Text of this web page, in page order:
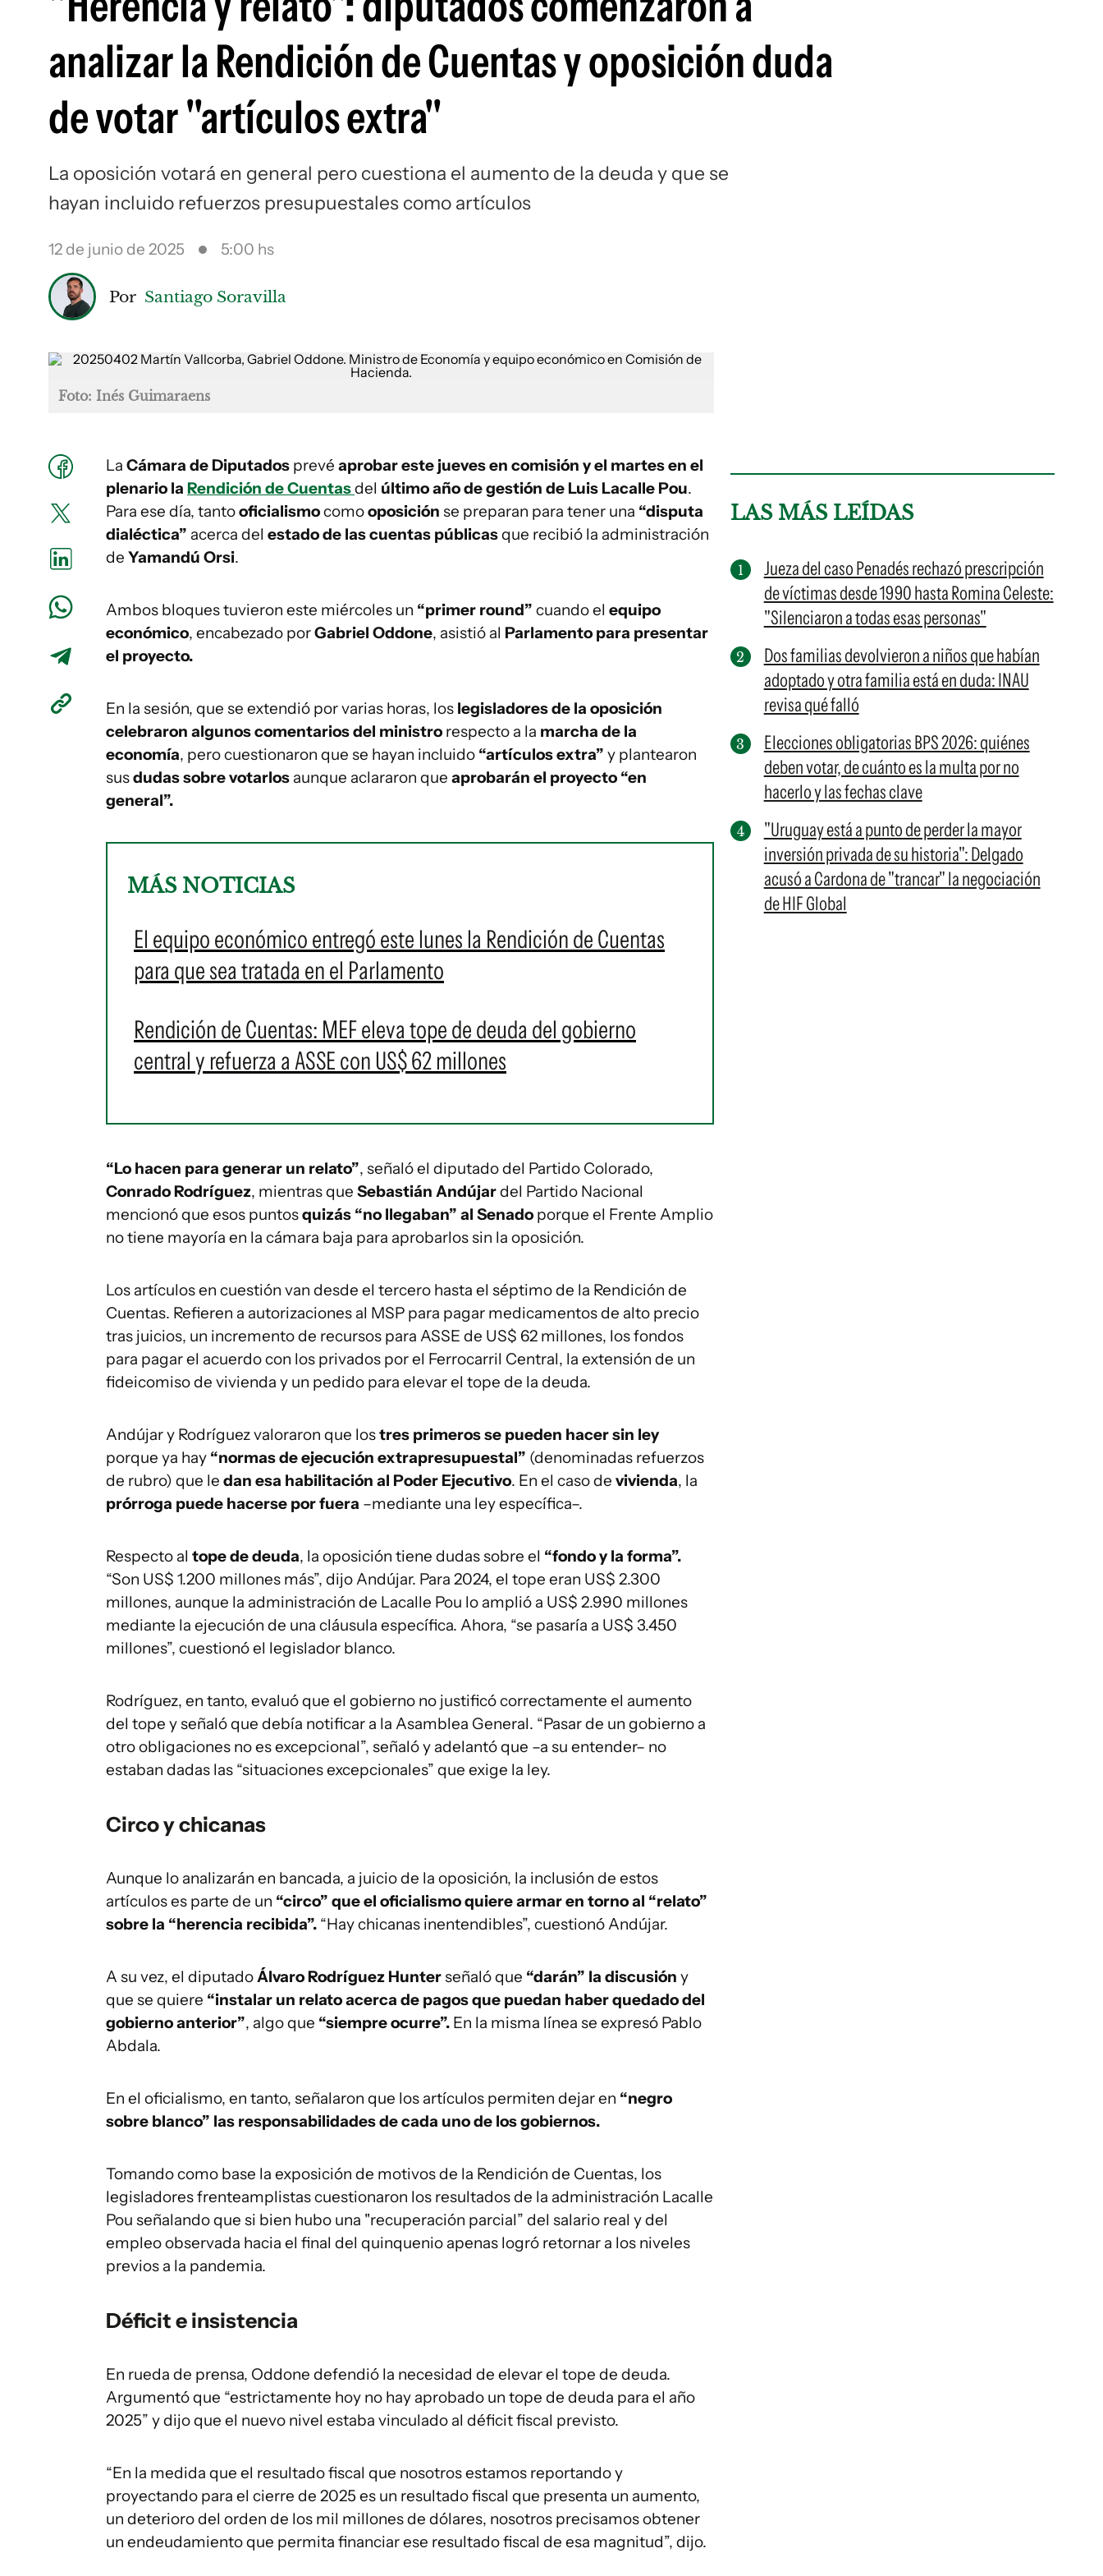
analizar la Rendición de Cuentas y oposición duda
de votar "artículos extra"
La oposición votará en general pero cuestiona el aumento de la deuda y que se
hayan incluido refuerzos presupuestales como artículos
12 de junio de 2025 5:00 hs
Por Santiago Soravilla
Foto: Inés Guimaraens
La Cámara de Diputados prevé aprobar este jueves en comisión y el martes en el
plenario la Rendición de Cuentasdel último año de gestión de Luis Lacalle Pou.
Para ese día, tantooficialismocomooposición se preparan para tener una “disputa
dialéctica” acerca del estado de las cuentas públicasque recibió la administración
de Yamandú Orsi.
Ambos bloques tuvieron este miércoles un “primer round” cuando el equipo
económico, encabezado porGabriel Oddone, asistió al Parlamento para presentar
el proyecto.
En la sesión, que se extendió por varias horas, los legisladores de la oposición
celebraron algunos comentarios del ministro respecto a la marcha de la
economía, pero cuestionaron que se hayan incluido “artículos extra” y plantearon
susdudas sobre votarlos aunque aclararon que aprobarán el proyecto “en
general”.
MÁS NOTICIAS
El equipo económico entregó este lunes la Rendición de Cuentas
para que sea tratada en el Parlamento
Rendición de Cuentas: MEF eleva tope de deuda del gobierno
central y refuerza a ASSE con US$ 62 millones
“Lo hacen para generar un relato”, señaló el diputado del Partido Colorado,
Conrado Rodríguez, mientras que Sebastián Andújardel Partido Nacional
mencionó que esos puntosquizás “no llegaban” al Senado porque el Frente Amplio
no tiene mayoría en la cámara baja para aprobarlos sin la oposición.
Los artículos en cuestión van desde el tercero hasta el séptimo de la Rendición de
Cuentas. Refieren a autorizaciones al MSP para pagar medicamentos de alto precio
tras juicios, un incremento de recursos para ASSE de US$ 62 millones, los fondos
para pagar el acuerdo con los privados por el Ferrocarril Central, la extensión de un
fideicomiso de vivienda y un pedido para elevar el tope de la deuda.
Andújar y Rodríguez valoraron que lostres primeros se pueden hacer sin ley
porque ya hay “normas de ejecución extrapresupuestal” (denominadas refuerzos
de rubro) que le dan esa habilitación al Poder Ejecutivo. En el caso de vivienda, la
prórroga puede hacerse por fuera –mediante una ley específica–.
Respecto al tope de deuda, la oposición tiene dudas sobre el “fondo y la forma”.
“Son US$ 1.200 millones más”, dijo Andújar. Para 2024, el tope eran US$ 2.300
millones, aunque la administración de Lacalle Pou lo amplió a US$ 2.990 millones
mediante la ejecución de una cláusula específica. Ahora, “se pasaría a US$ 3.450
millones”, cuestionó el legislador blanco.
Rodríguez, en tanto, evaluó que el gobierno no justificó correctamente el aumento
del tope y señaló que debía notificar a la Asamblea General. “Pasar de un gobierno a
otro obligaciones no es excepcional”, señaló y adelantó que –a su entender– no
estaban dadas las “situaciones excepcionales” que exige la ley.
Circo y chicanas
Aunque lo analizarán en bancada, a juicio de la oposición, la inclusión de estos
artículos es parte de un “circo” que el oficialismo quiere armar en torno al “relato”
sobre la “herencia recibida”. “Hay chicanas inentendibles”, cuestionó Andújar.
A su vez, el diputadoÁlvaro Rodríguez Hunterseñaló que “darán” la discusión y
que se quiere “instalar un relato acerca de pagos que puedan haber quedado del
gobierno anterior”, algo que “siempre ocurre”. En la misma línea se expresó Pablo
Abdala.
En el oficialismo, en tanto, señalaron que los artículos permiten dejar en “negro
sobre blanco” las responsabilidades de cada uno de los gobiernos.
Tomando como base la exposición de motivos de la Rendición de Cuentas, los
legisladores frenteamplistas cuestionaron los resultados de la administración Lacalle
Pou señalando que si bien hubo una "recuperación parcial” del salario real y del
empleo observada hacia el final del quinquenio apenas logró retornar a los niveles
previos a la pandemia.
Déficit e insistencia
En rueda de prensa, Oddone defendió la necesidad de elevar el tope de deuda.
Argumentó que “estrictamente hoy no hay aprobado un tope de deuda para el año
2025” y dijo que el nuevo nivel estaba vinculado al déficit fiscal previsto.
“En la medida que el resultado fiscal que nosotros estamos reportando y
proyectando para el cierre de 2025 es un resultado fiscal que presenta un aumento,
un deterioro del orden de los mil millones de dólares, nosotros precisamos obtener
un endeudamiento que permita financiar ese resultado fiscal de esa magnitud”, dijo.
LAS MÁS LEÍDAS
Jueza del caso Penadés rechazó prescripción
de víctimas desde 1990 hasta Romina Celeste:
"Silenciaron a todas esas personas"
Dos familias devolvieron a niños que habían
adoptado y otra familia está en duda: INAU
revisa qué falló
Elecciones obligatorias BPS 2026: quiénes
deben votar, de cuánto es la multa por no
hacerlo y las fechas clave
"Uruguay está a punto de perder la mayor
inversión privada de su historia": Delgado
acusó a Cardona de "trancar" la negociación
de HIF Global